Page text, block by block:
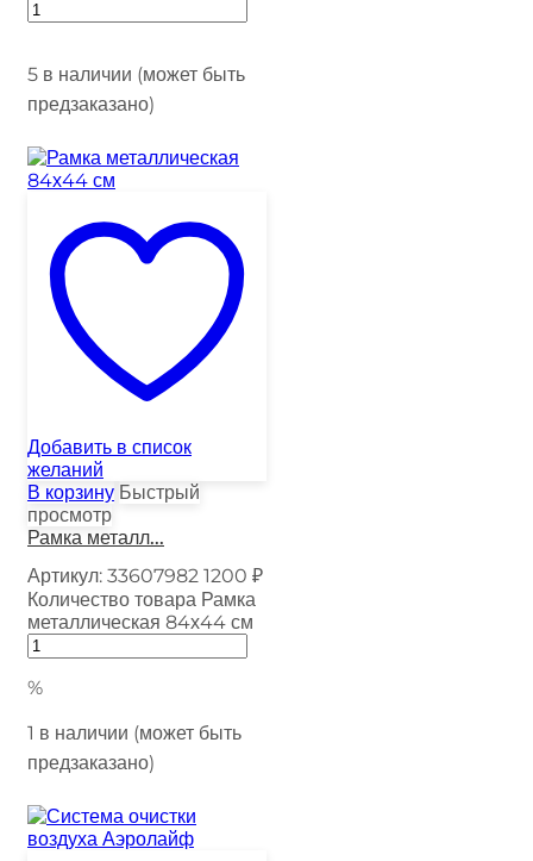
5 в наличии (может быть
предзаказано)
Добавить в список
желаний
В корзину Быстрый
просмотр
Рамка металл...
Артикул: 33607982 1200 ₽
Количество товара Рамка
металлическая 84х44 см
%
1 в наличии (может быть
предзаказано)